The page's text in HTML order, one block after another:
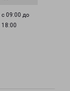
с 09:00 до
18:00